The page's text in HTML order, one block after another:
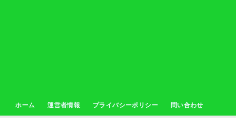
ホーム 運営者情報 プライバシーポリシー 問い合わせ